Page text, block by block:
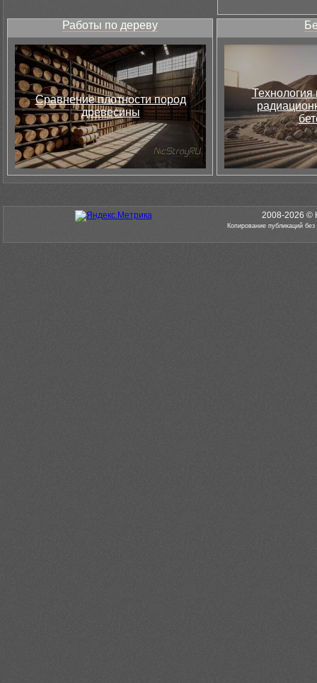
Работы по дереву
Сравнение плотности пород
древесины
Технология
2008-2026 ©
Копирование публикаций